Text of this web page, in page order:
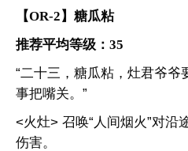
【OR-2】糖瓜粘
推荐平均等级：35
“二十三，糖瓜粘，灶君爷
事把嘴关。”
<火灶> 召唤“人间烟火”对沿
伤害。